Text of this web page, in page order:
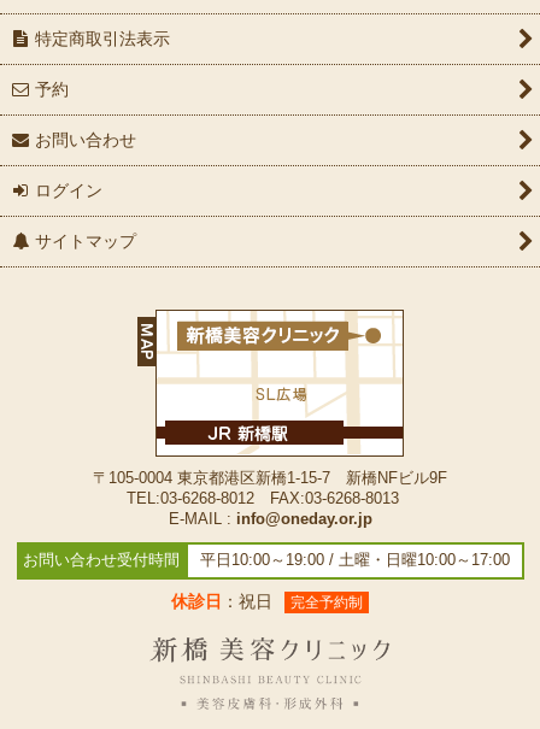
特定商取引法表示
予約
お問い合わせ
ログイン
サイトマップ
〒105-0004 東京都港区新橋1-15-7 新橋NFビル9F
TEL:03-6268-8012 FAX:03-6268-8013
E-MAIL : info@oneday.or.jp
お問い合わせ受付時間 平日10:00～19:00 / 土曜・日曜10:00～17:00
休診日 ：祝日 完全予約制